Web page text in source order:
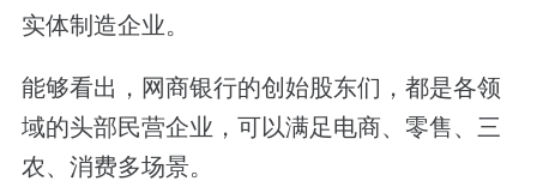
实体制造企业。
能够看出，网商银行的创始股东们，都是各领
域的头部民营企业，可以满足电商、零售、三
农、消费多场景。